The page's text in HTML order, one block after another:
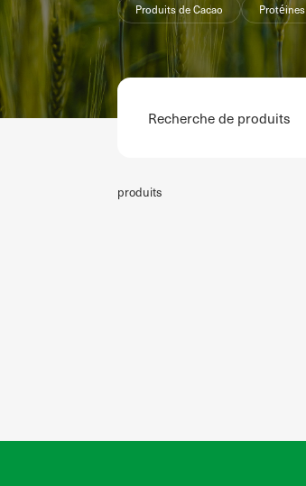
Produits de Cacao Protéines
Recherche de produits
produits